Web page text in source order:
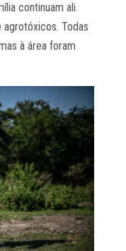
continuam ali.
agrotóxicos. Todas
à área foram